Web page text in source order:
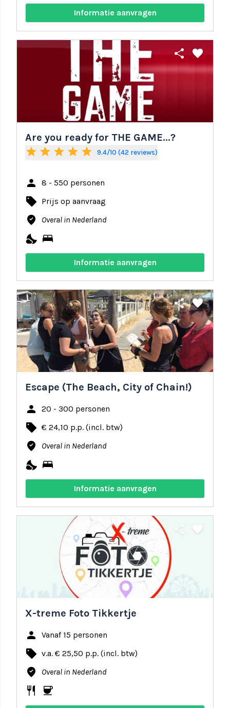
Informatie aanvragen
share favorite
Are you ready for THE GAME...?
star star star star star 9.4/10 (42 reviews)
person 8 - 550 personen
local_offer Prijs op aanvraag
where_to_vote Overal in Nederland
nights_stay bed
Informatie aanvragen
share favorite
Escape (The Beach, City of Chain!)
person 20 - 300 personen
local_offer € 24,10 p.p. (incl. btw)
where_to_vote Overal in Nederland
nights_stay bed
Informatie aanvragen
share favorite
X-treme Foto Tikkertje
person Vanaf 15 personen
local_offer v.a. € 25,50 p.p. (incl. btw)
where_to_vote Overal in Nederland
restaurant coffee